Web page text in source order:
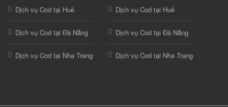
Dịch vụ Cod tại Huế
Dịch vụ Cod tại Đà Nẵng
Dịch vụ Cod tại Nha Trang
Dịch vụ Cod tại Huế
Dịch vụ Cod tại Đà Nẵng
Dịch vụ Cod tại Nha Trang